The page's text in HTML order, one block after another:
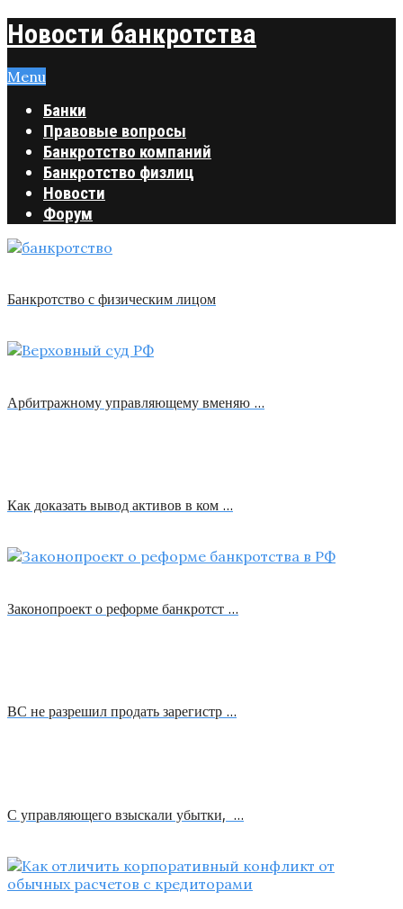
Новости банкротства
Menu
Банки
Правовые вопросы
Банкротство компаний
Банкротство физлиц
Новости
Форум
Банкротство с физическим лицом
Арбитражному управляющему вменяю …
Как доказать вывод активов в ком …
Законопроект о реформе банкротст …
ВС не разрешил продать зарегистр …
С управляющего взыскали убытки, …